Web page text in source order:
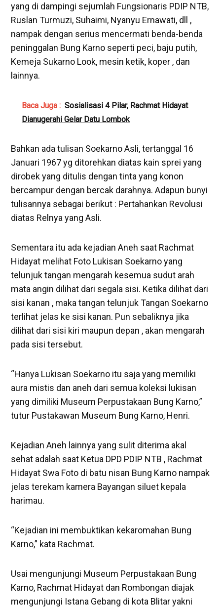
yang di dampingi sejumlah Fungsionaris PDIP NTB,
Ruslan Turmuzi, Suhaimi, Nyanyu Ernawati, dll ,
nampak dengan serius mencermati benda-benda
peninggalan Bung Karno seperti peci, baju putih,
Kemeja Sukarno Look, mesin ketik, koper , dan
lainnya.
Baca Juga : Sosialisasi 4 Pilar, Rachmat Hidayat
Dianugerahi Gelar Datu Lombok
Bahkan ada tulisan Soekarno Asli, tertanggal 16
Januari 1967 yg ditorehkan diatas kain sprei yang
dirobek yang ditulis dengan tinta yang konon
bercampur dengan bercak darahnya. Adapun bunyi
tulisannya sebagai berikut : Pertahankan Revolusi
diatas Relnya yang Asli.
Sementara itu ada kejadian Aneh saat Rachmat
Hidayat melihat Foto Lukisan Soekarno yang
telunjuk tangan mengarah kesemua sudut arah
mata angin dilihat dari segala sisi. Ketika dilihat dari
sisi kanan , maka tangan telunjuk Tangan Soekarno
terlihat jelas ke sisi kanan. Pun sebaliknya jika
dilihat dari sisi kiri maupun depan , akan mengarah
pada sisi tersebut.
“Hanya Lukisan Soekarno itu saja yang memiliki
aura mistis dan aneh dari semua koleksi lukisan
yang dimiliki Museum Perpustakaan Bung Karno,”
tutur Pustakawan Museum Bung Karno, Henri.
Kejadian Aneh lainnya yang sulit diterima akal
sehat adalah saat Ketua DPD PDIP NTB , Rachmat
Hidayat Swa Foto di batu nisan Bung Karno nampak
jelas terekam kamera Bayangan siluet kepala
harimau.
“Kejadian ini membuktikan kekaromahan Bung
Karno,” kata Rachmat.
Usai mengunjungi Museum Perpustakaan Bung
Karno, Rachmat Hidayat dan Rombongan diajak
mengunjungi Istana Gebang di kota Blitar yakni